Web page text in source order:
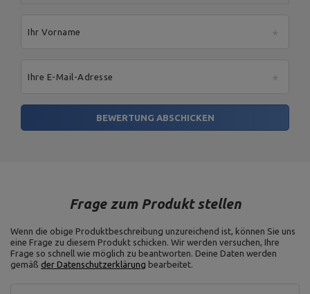
Ihr Vorname
Ihre E-Mail-Adresse
BEWERTUNG ABSCHICKEN
Frage zum Produkt stellen
Wenn die obige Produktbeschreibung unzureichend ist, können Sie uns
eine Frage zu diesem Produkt schicken. Wir werden versuchen, Ihre
Frage so schnell wie möglich zu beantworten. Deine Daten werden
gemäß der Datenschutzerklärung bearbeitet.